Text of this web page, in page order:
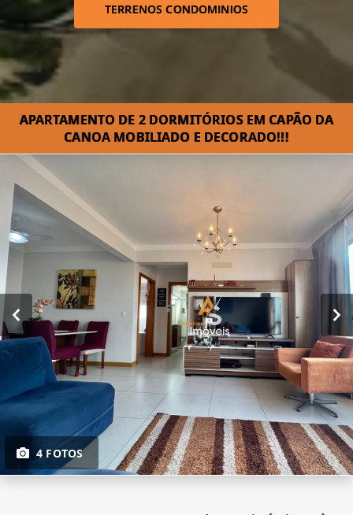
TERRENOS CONDOMINIOS
APARTAMENTO DE 2 DORMITÓRIOS EM CAPÃO DA
CANOA MOBILIADO E DECORADO!!!
4 FOTOS